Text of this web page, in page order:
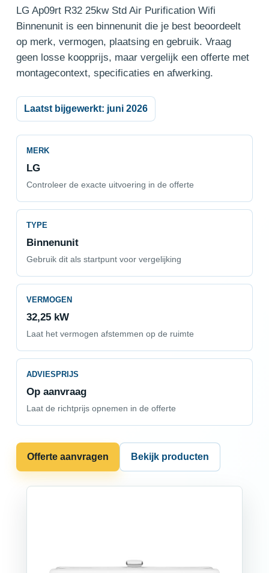
LG Ap09rt R32 25kw Std Air Purification Wifi
Binnenunit is een binnenunit die je best beoordeelt
op merk, vermogen, plaatsing en gebruik. Vraag
geen losse koopprijs, maar vergelijk een offerte met
montagecontext, specificaties en afwerking.
Laatst bijgewerkt: juni 2026
MERK
LG
Controleer de exacte uitvoering in de offerte
TYPE
Binnenunit
Gebruik dit als startpunt voor vergelijking
VERMOGEN
32,25 kW
Laat het vermogen afstemmen op de ruimte
ADVIESPRIJS
Op aanvraag
Laat de richtprijs opnemen in de offerte
Offerte aanvragen Bekijk producten